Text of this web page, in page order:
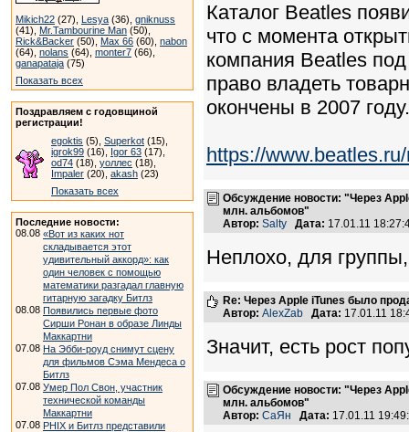
Mikich22 (27), Lesya (36), gniknuss
(41), Mr.Tambourine Man (50),
Rick&Backer (50), Max 66 (60), nabon
(64), nolans (64), monter7 (66),
ganapataja (75)
Показать всех
Поздравляем с годовщиной
регистрации!
egoktis (5), Superkot (15),
igrok99 (16), Igor 63 (17),
od74 (18), уоллес (18),
Impaler (20), akash (23)
Показать всех
Последние новости:
08.08 «Вот из каких нот
складывается этот
удивительный аккорд»: как
один человек с помощью
математики разгадал главную
гитарную загадку Битлз
08.08 Появились первые фото
Сирши Ронан в образе Линды
Маккартни
07.08 На Эбби-роуд снимут сцену
для фильмов Сэма Мендеса о
Битлз
07.08 Умер Пол Свон, участник
технической команды
Маккартни
07.08 PHIX и Битлз представили
Каталог Beatles
что с момента
компания Beatles
право владеть
окончены в 2007 году.
https://
Обсуждение новости: "Через
млн. альбомов"
Автор: Salty Дата: 17.01.11
Неплохо, для
Re: Через Apple iTunes было
Автор: AlexZab Дата: 17.01.11
Значит, есть рост
Обсуждение новости: "Через
млн. альбомов"
Автор: СаЯн Дата: 17.01.11